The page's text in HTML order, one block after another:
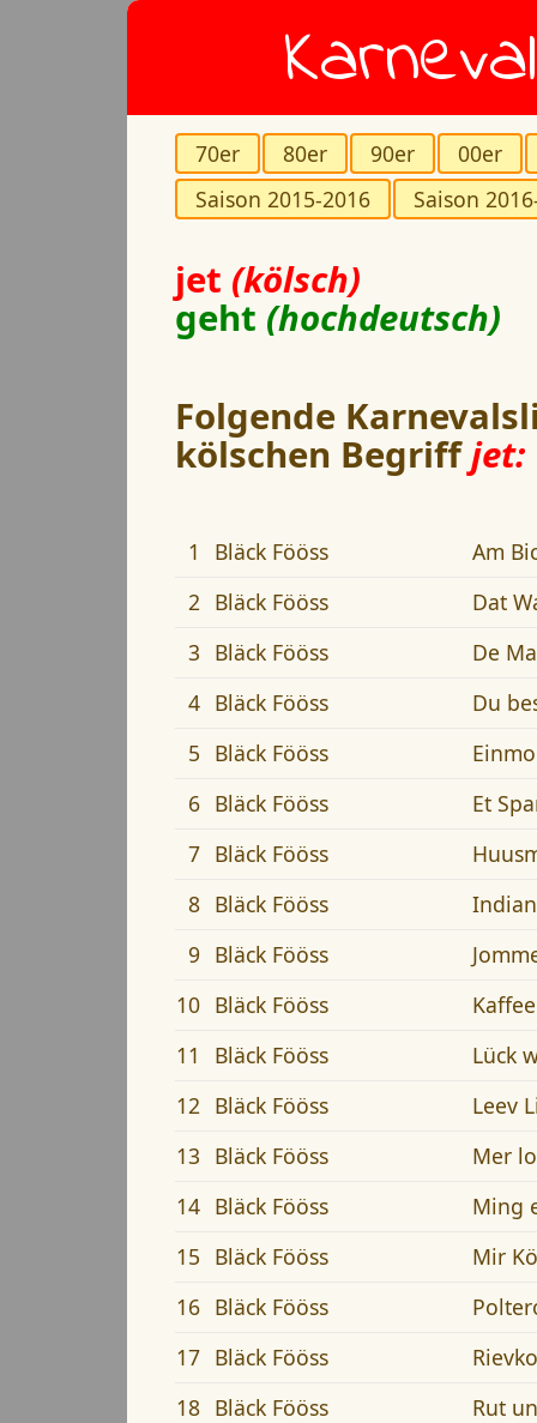
70er 80er 90er
00er
Saison 2015-2016
Saison
jet (kölsch)
geht (hochdeutsch)
Folgende
kölschen Begriffjet:
1 Bläck Fööss
Am
2 Bläck Fööss
Dat
3 Bläck Fööss
De
4 Bläck Fööss
Du
5 Bläck Fööss
6 Bläck Fööss
Et
7 Bläck Fööss
8 Bläck Fööss
9 Bläck Fööss
10 Bläck Fööss
11
Bläck Fööss
Lück
12 Bläck Fööss
Leev
13 Bläck Fööss
Mer
14 Bläck Fööss
Ming
15 Bläck Fööss
Mir
16 Bläck Fööss
17 Bläck Fööss
18 Bläck Fööss
Rut